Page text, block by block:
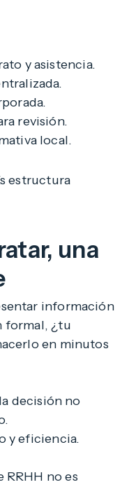
y asistencia.
revisión.
local.
estructura
una
información
formal, ¿tu
en minutos
decisión no
y eficiencia.
RRHH no es